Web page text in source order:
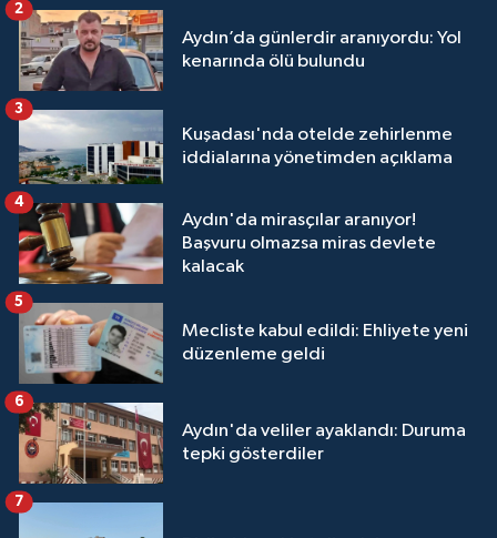
Aydın’da günlerdir aranıyordu: Yol
kenarında ölü bulundu
2
Kuşadası'nda otelde zehirlenme
iddialarına yönetimden açıklama
3
Aydın'da mirasçılar aranıyor!
Başvuru olmazsa miras devlete
kalacak
4
Mecliste kabul edildi: Ehliyete yeni
düzenleme geldi
5
Aydın'da veliler ayaklandı: Duruma
tepki gösterdiler
6
7